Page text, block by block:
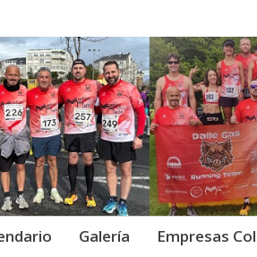
Running
Gas Running Team.
Galería Empresas